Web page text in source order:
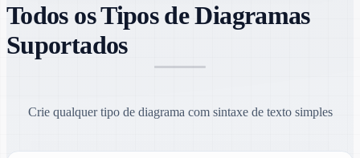
Todos os Tipos de Diagramas
Suportados
Crie qualquer tipo de diagrama com sintaxe de texto simples